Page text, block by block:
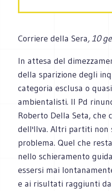
Corriere della Sera, 10
In attesa del
della sparizione degli
categoria esclusa o
ambientalisti. Il Pd
Roberto Della Seta, che
dell'Ilva. Altri partiti non
problema. Quel che
nello schieramento
essersi mai
e ai risultati raggiunti